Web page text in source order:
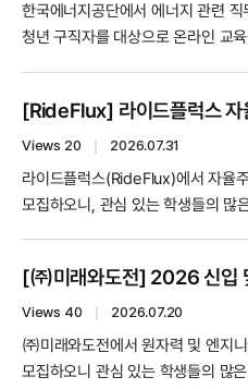
한국에너지공단에서 에너지 관련
청년 구직자를 대상으로 온라인 교
내 상시 접수) 3. 교육 방식 -온라
동안 자율 수강 4. 교육비 -무료 5.
유형별 전략 -에너지 기본 개념과
및 제도 -국제 에너지 동향과 탄소
선정 후 소정의 경품 제공 7. 신청
교육과정 100% 수강 및 만족도 조
코칭은 수료자 중 선착순으로 제공
포스터 및 홈페이지를 확인하시기
Views 20 ｜ 2026.07.31
라이드플럭스(RideFlux)에서 자율
모집하오니, 관심 있는 학생들의 많
채용연계형 인턴 3) [제주/서울]
정규직 ※ 직무별 담당 업무와 자격요
확인하시기 바랍니다. 2. 모집기간 -
홈페이지에서 해당 직무의 모집 여
[㈜미래와도전] 2026 신입
Views 40 ｜ 2026.07.20
㈜미래와도전에서 원자력 및 엔지
모집하오니 관심 있는 학생들의 많